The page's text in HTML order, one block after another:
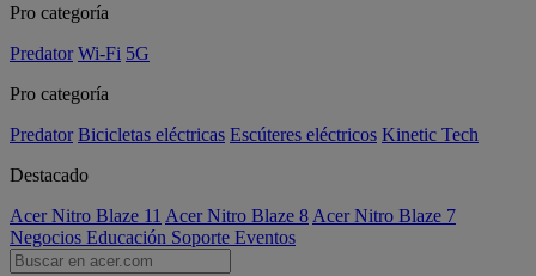
Pro categoría
Predator Wi-Fi 5G
Pro categoría
Predator Bicicletas eléctricas Escúteres eléctricos Kinetic Tech
Destacado
Acer Nitro Blaze 11 Acer Nitro Blaze 8 Acer Nitro Blaze 7
Negocios Educación Soporte Eventos